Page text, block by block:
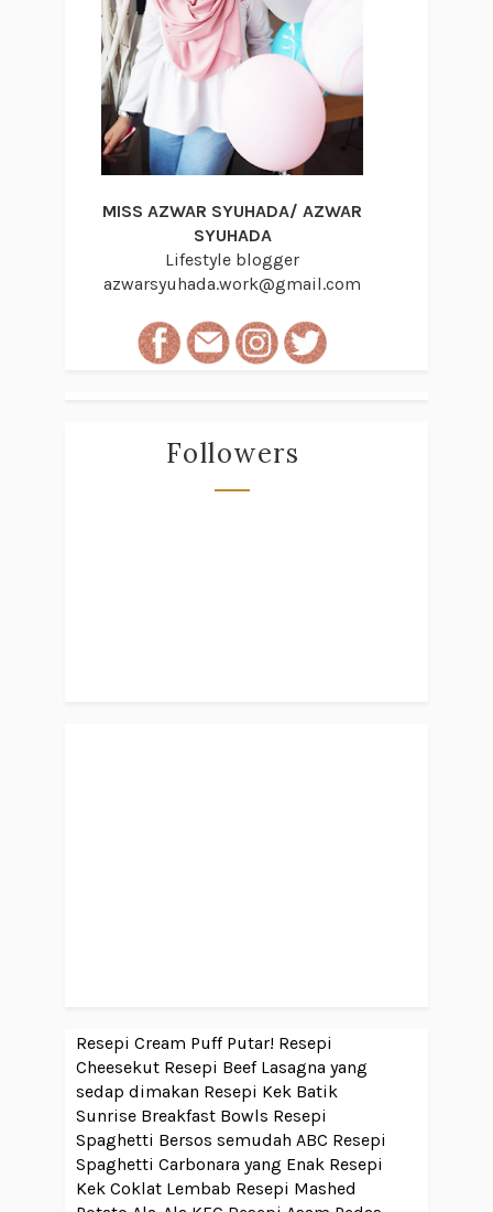
MISS AZWAR SYUHADA/ AZWAR
SYUHADA
Lifestyle blogger
azwarsyuhada.work@gmail.com
Followers
Resepi Cream Puff Putar! Resepi
Cheesekut Resepi Beef Lasagna yang
sedap dimakan Resepi Kek Batik
Sunrise Breakfast Bowls Resepi
Spaghetti Bersos semudah ABC Resepi
Spaghetti Carbonara yang Enak Resepi
Kek Coklat Lembab Resepi Mashed